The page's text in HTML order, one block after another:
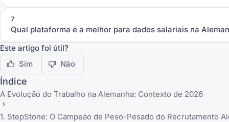
7
Qual plataforma é a melhor para dados salariais na
Este artigo foi útil?
Sim
Não
Índice
A Evolução do Trabalho na Alemanha: Contexto de 2026
1. StepStone: O Campeão de Peso-Pesado do Recrutamento